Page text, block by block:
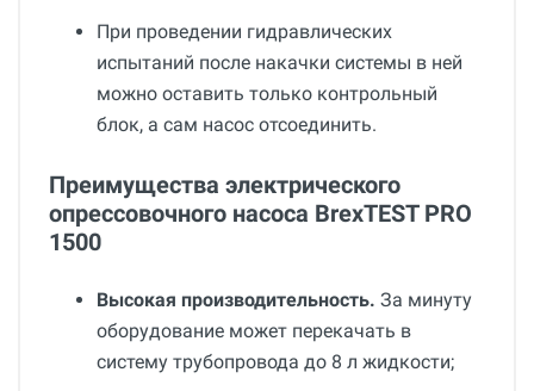
При проведении гидравлических
испытаний после накачки системы в ней
можно оставить только контрольный
блок, а сам насос отсоединить.
Преимущества электрического
опрессовочного насоса BrexTEST PRO
1500
Высокая производительность. За минуту
оборудование может перекачать в
систему трубопровода до 8 л жидкости;